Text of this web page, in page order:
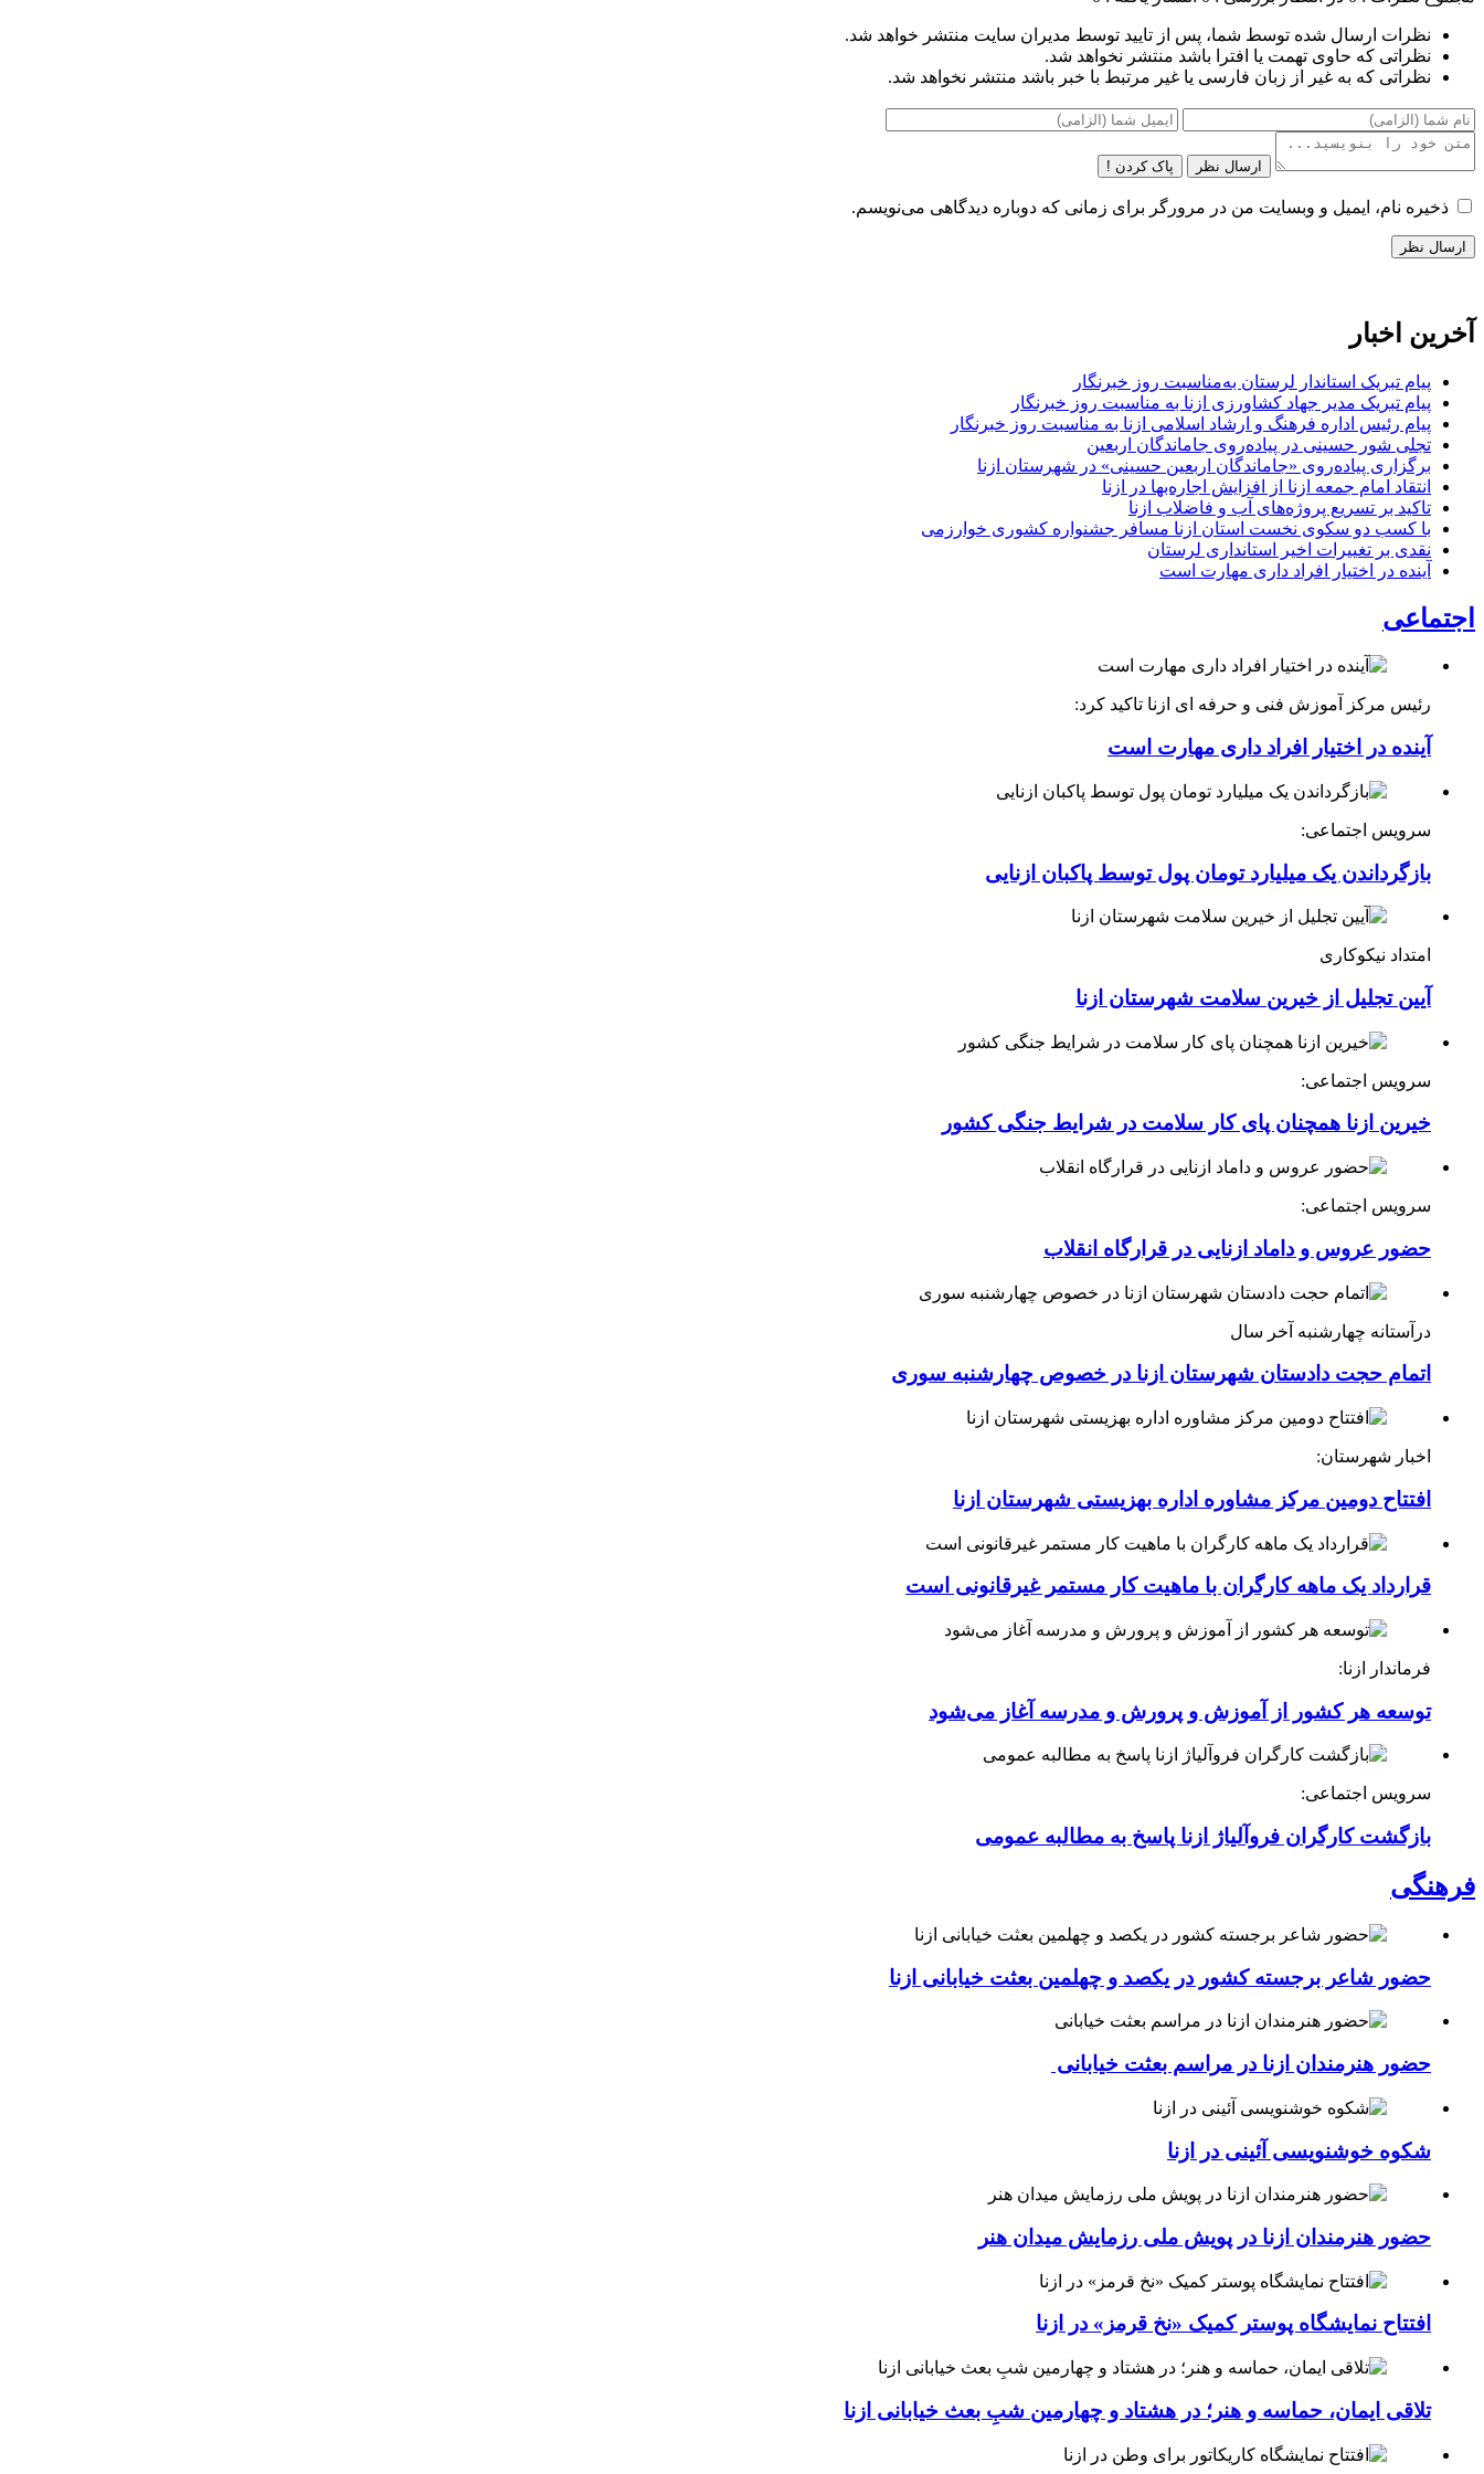
نظرات ارسال شده توسط شما، پس از تایید توسط مدیران سایت منتشر خواهد شد.
نظراتی که حاوی تهمت یا افترا باشد منتشر نخواهد شد.
نظراتی که به غیر از زبان فارسی یا غیر مرتبط با خبر باشد منتشر نخواهد شد.
ارسال نظر پاک کردن !
ذخیره نام، ایمیل و وبسایت من در مرورگر برای زمانی که دوباره دیدگاهی می‌نویسم.
آخرین اخبار
پیام تبریک استاندار لرستان به‌مناسبت روز خبرنگار
پیام تبریک مدیر جهاد کشاورزی ازنا به مناسبت روز خبرنگار
پیام رئیس اداره فرهنگ و ارشاد اسلامی ازنا به مناسبت روز خبرنگار
تجلی شور حسینی در پیاده‌روی جاماندگان اربعین
برگزاری پیاده‌روی «جاماندگان اربعین حسینی» در شهرستان ازنا
انتقاد امام جمعه ازنا از افزایش اجاره‌بها در ازنا
تاکید بر تسریع پروژه‌های آب و فاضلاب ازنا
با کسب دو سکوی نخست استان ازنا مسافر جشنواره کشوری خوارزمی
نقدی بر تغییرات اخیر استانداری لرستان
آینده در اختیار افراد داری مهارت است
اجتماعی
رئیس مرکز آموزش فنی و حرفه ای ازنا تاکید کرد:
آینده در اختیار افراد داری مهارت است
سرویس اجتماعی:
بازگرداندن یک میلیارد تومان پول توسط پاکبان ازنایی
امتداد نیکوکاری
آیین تجلیل از خیرین سلامت شهرستان ازنا
سرویس اجتماعی:
خیرین ازنا همچنان پای کار سلامت در شرایط جنگی کشور
سرویس اجتماعی:
حضور عروس و داماد ازنایی در قرارگاه انقلاب
درآستانه چهارشنبه آخر سال
اتمام حجت دادستان شهرستان ازنا در خصوص چهارشنبه ‌سوری
اخبار شهرستان:
افتتاح دومین مرکز مشاوره اداره بهزیستی شهرستان ازنا
قرارداد یک ماهه کارگران با ماهیت کار مستمر غیرقانونی است
فرماندار ازنا:
توسعه هر کشور از آموزش و پرورش و مدرسه آغاز می‌شود
سرویس اجتماعی:
بازگشت کارگران فروآلیاژ ازنا پاسخ به مطالبه عمومی
فرهنگی
حضور شاعر برجسته کشور در یکصد و چهلمین بعثت خیابانی ازنا
حضور هنرمندان ازنا در مراسم بعثت خیابانی
شکوه خوشنویسی آئینی در ازنا
حضور هنرمندان ازنا در پویش ملی رزمایش میدان هنر
افتتاح نمایشگاه پوستر کمیک «نخ قرمز» در ازنا
تلاقی ایمان، حماسه و هنر؛ در هشتاد و چهارمین شبِ بعث خیابانی ازنا